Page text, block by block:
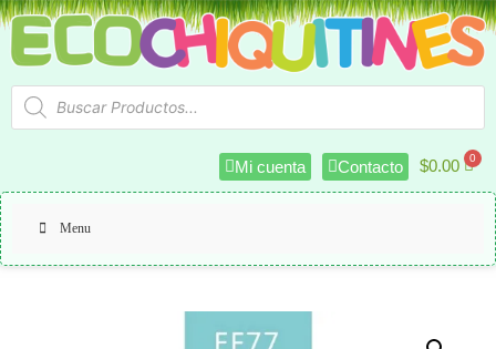
Mi cuenta Contacto $0.00
Menu